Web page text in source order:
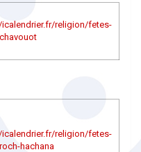
icalendrier.fr/religion/fetes-
icalendrier.fr/religion/fetes-
hachana